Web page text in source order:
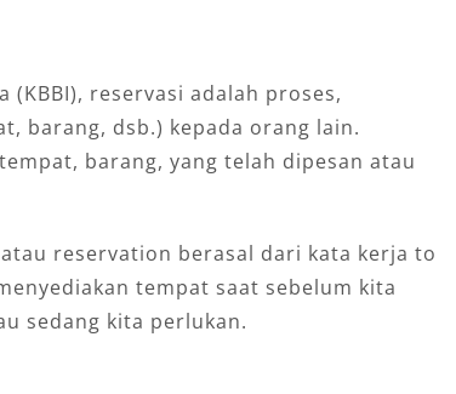
(KBBI), reservasi adalah proses,
barang, dsb.) kepada orang lain.
barang, yang telah dipesan atau
reservation berasal dari kata kerja to
tempat saat sebelum kita
sedang kita perlukan.